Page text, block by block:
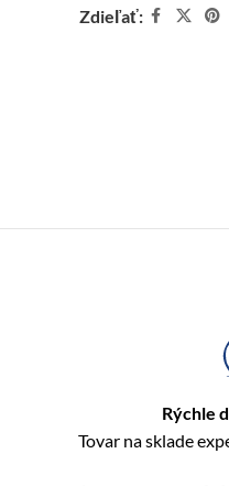
Zdieľať:
Rýchle
Tovar na sklade